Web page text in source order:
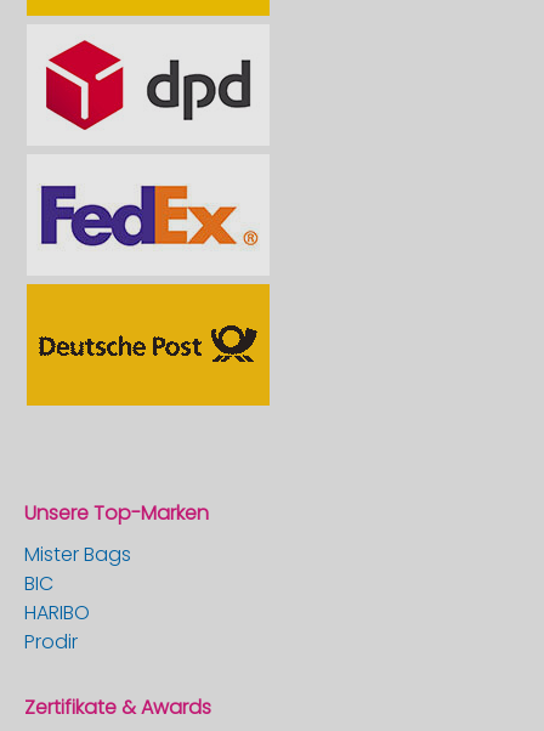
Unsere Top-Marken
Mister Bags
BIC
HARIBO
Prodir
Zertifikate & Awards